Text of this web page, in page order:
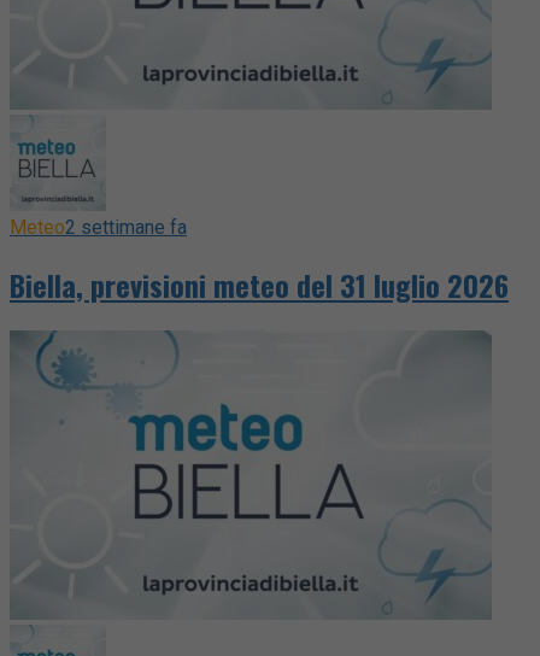
Meteo2 settimane fa
Biella, previsioni meteo del 31 luglio 2026